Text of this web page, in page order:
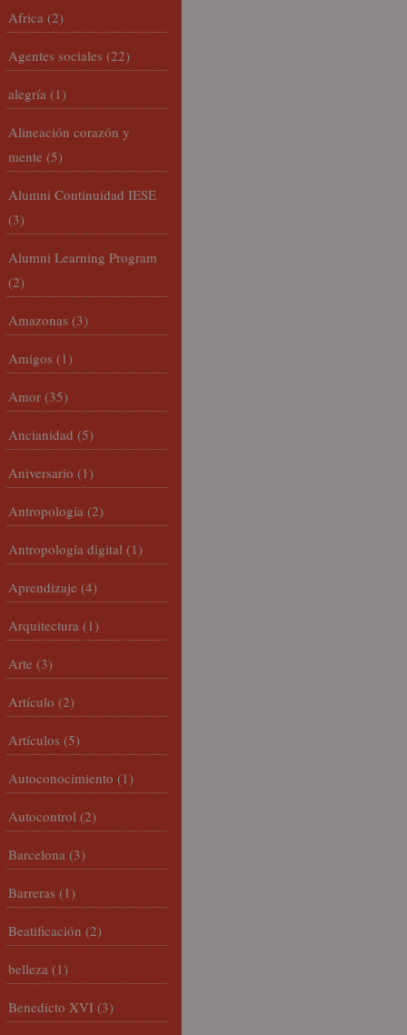
Africa (2)
Agentes sociales (22)
alegría (1)
Alineación corazón y
mente (5)
Alumni Continuidad IESE
(3)
Alumni Learning Program
(2)
Amazonas (3)
Amigos (1)
Amor (35)
Ancianidad (5)
Aniversario (1)
Antropología (2)
Antropología digital (1)
Aprendizaje (4)
Arquitectura (1)
Arte (3)
Artículo (2)
Artículos (5)
Autoconocimiento (1)
Autocontrol (2)
Barcelona (3)
Barreras (1)
Beatificación (2)
belleza (1)
Benedicto XVI (3)